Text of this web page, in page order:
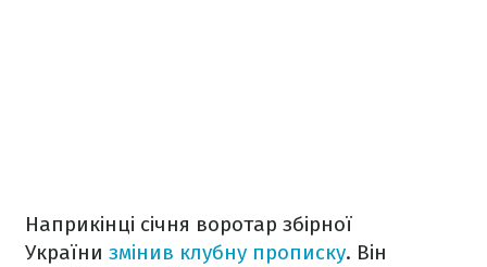
Наприкінці січня воротар збірної
України змінив клубну прописку. Він